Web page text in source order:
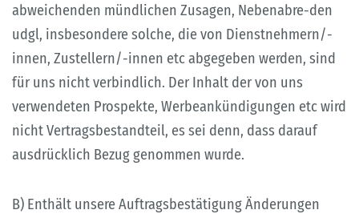
abweichenden mündlichen Zusagen, Nebenabre-den
udgl, insbesondere solche, die von Dienstnehmern/-
innen, Zustellern/-innen etc abgegeben werden, sind
für uns nicht verbindlich. Der Inhalt der von uns
verwendeten Prospekte, Werbeankündigungen etc wird
nicht Vertragsbestandteil, es sei denn, dass darauf
ausdrücklich Bezug genommen wurde.
B) Enthält unsere Auftragsbestätigung Änderungen